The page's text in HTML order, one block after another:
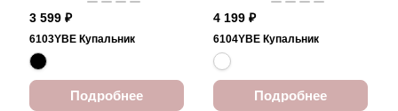
3 599 ₽
6103YBE Купальник
Подробнее
4 199 ₽
6104YBE Купальник
Подробнее